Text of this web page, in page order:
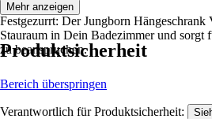
Festgezurrt: Der Jungborn
Stauraum in Dein Badezimmer und sorgt
zu beanspruchen.
Mehr anzeigen
Produktsicherheit
Bereich überspringen
Verantwortlich für Produktsicherheit: